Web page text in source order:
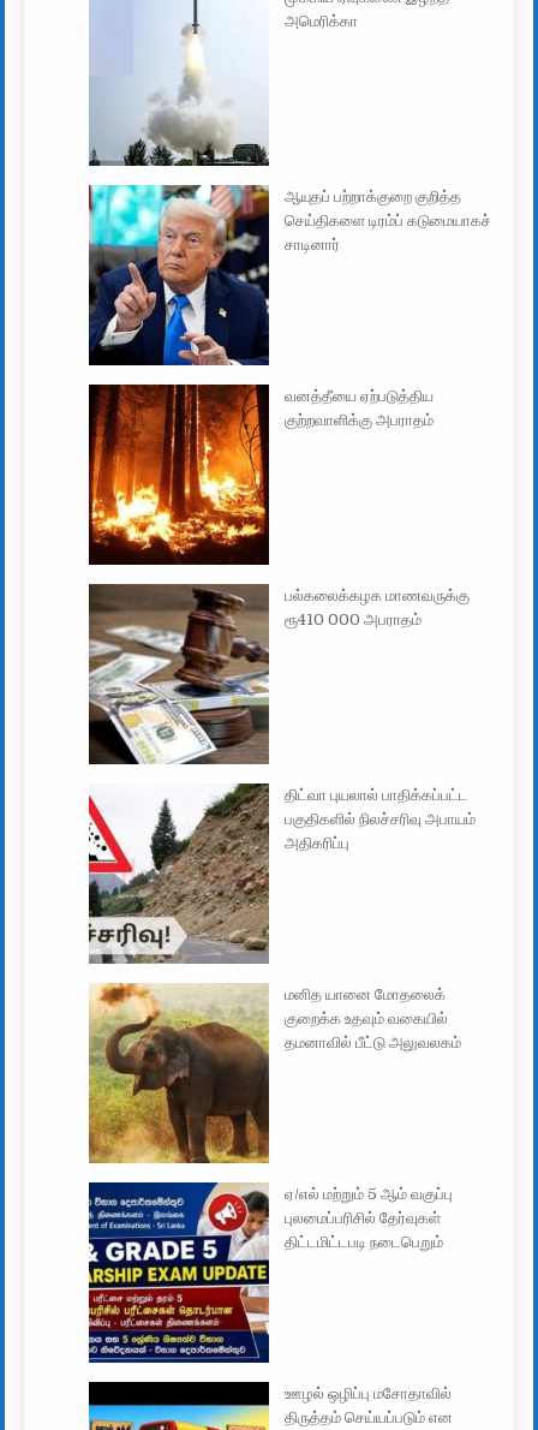
அமெரிக்கா
ஆயுதப் பற்றாக்குறை குறித்த
செய்திகளை டிரம்ப் கடுமையாகச்
சாடினார்
வனத்தீயை ஏற்படுத்திய
குற்றவாளிக்கு அபராதம்
பல்கலைக்கழக மாணவருக்கு
ரூ410 000 அபராதம்
திட்வா புயலால் பாதிக்கப்பட்ட
பகுதிகளில் நிலச்சரிவு அபாயம்
அதிகரிப்பு
மனித யானை மோதலைக்
குறைக்க உதவும் வகையில்
தமனாவில் பீட்டு அலுவலகம்
ஏ/எல் மற்றும் 5 ஆம் வகுப்பு
புலமைப்பரிசில் தேர்வுகள்
திட்டமிட்டபடி நடைபெறும்
ஊழல் ஒழிப்பு மசோதாவில்
திருத்தம் செய்யப்படும் என